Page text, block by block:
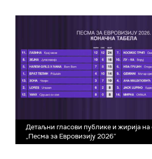
Детаљни гласови публике и жирија на
„Песма за Евровизију 2026”